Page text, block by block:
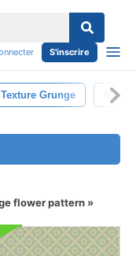
S'inscrire
Texture Grunge
flower pattern